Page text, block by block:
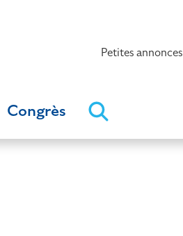
Petites annonces
Congrès